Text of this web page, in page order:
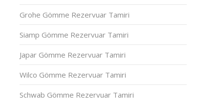
Grohe Gömme Rezervuar Tamiri
Siamp Gömme Rezervuar Tamiri
Japar Gömme Rezervuar Tamiri
Wilco Gömme Rezervuar Tamiri
Schwab Gömme Rezervuar Tamiri